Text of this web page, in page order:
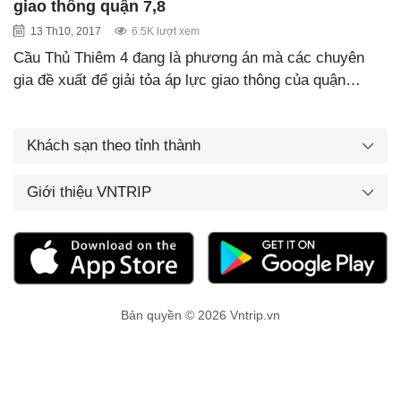
giao thông quận 7,8
13 Th10, 2017 6.5K lượt xem
Cầu Thủ Thiêm 4 đang là phương án mà các chuyên
gia đề xuất để giải tỏa áp lực giao thông của quận…
Khách sạn theo tỉnh thành
Giới thiệu VNTRIP
Bản quyền © 2026 Vntrip.vn